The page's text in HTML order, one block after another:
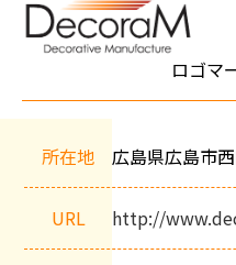
ロゴマ
会
所在地 広島県広島市
URL http://